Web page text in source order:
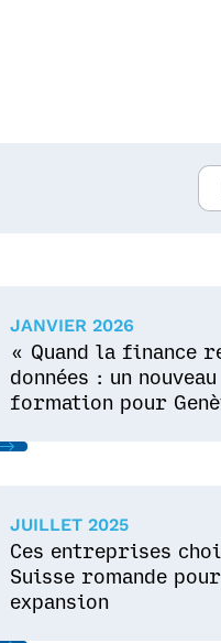
JANVIER 2026
« Quand la finance
données : un
formation pour
JUILLET 2025
Ces entreprises
Suisse romande
expansion